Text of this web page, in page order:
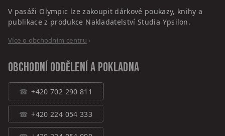
V pasáži Olympic lze zakoupit dárkové poukazy, knihy a
publikace z produkce Nakladatelství Studia Ypsilon.
Více o obchodním centru ›
Obchodní oddělení a pokladna
+420 702 290 811
+420 224 054 333